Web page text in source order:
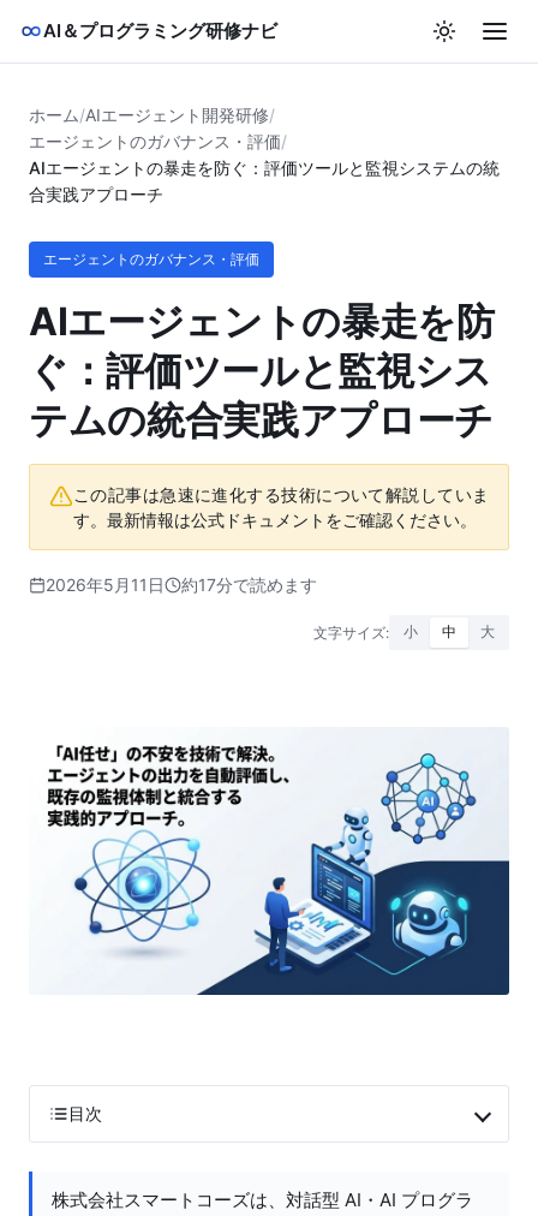
AI＆プログラミング研修ナビ
ホーム/AIエージェント開発研修/
エージェントのガバナンス・評価/
AIエージェントの暴走を防ぐ：評価ツールと監視システムの統
合実践アプローチ
エージェントのガバナンス・評価
AIエージェントの暴走を防
ぐ：評価ツールと監視シス
テムの統合実践アプローチ
この記事は急速に進化する技術について解説していま
す。最新情報は公式ドキュメントをご確認ください。
2026年5月11日 約17分で読めます
文字サイズ: 小 中 大
目次
株式会社スマートコーズは、対話型 AI・AI プログラ